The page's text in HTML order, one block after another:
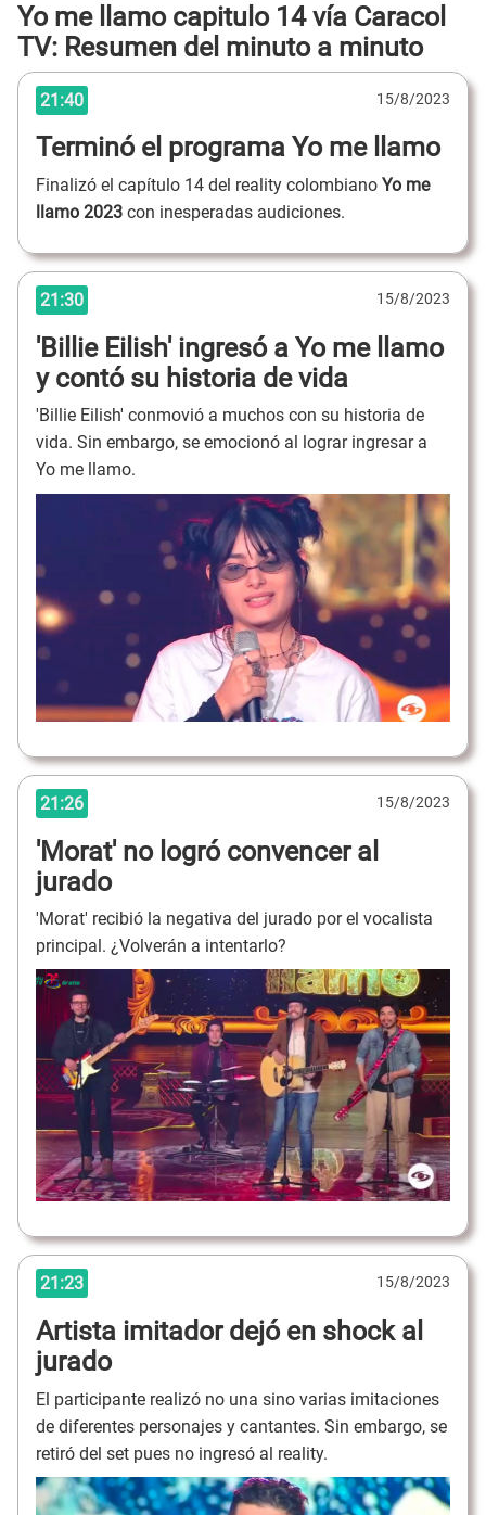
Yo me llamo capitulo 14 vía Caracol
TV: Resumen del minuto a minuto
21:40 15/8/2023
Terminó el programa Yo me llamo
Finalizó el capítulo 14 del reality colombiano Yo me
llamo 2023 con inesperadas audiciones.
21:30 15/8/2023
'Billie Eilish' ingresó a Yo me llamo
y contó su historia de vida
'Billie Eilish' conmovió a muchos con su historia de
vida. Sin embargo, se emocionó al lograr ingresar a
Yo me llamo.
21:26 15/8/2023
'Morat' no logró convencer al
jurado
'Morat' recibió la negativa del jurado por el vocalista
principal. ¿Volverán a intentarlo?
21:23 15/8/2023
Artista imitador dejó en shock al
jurado
El participante realizó no una sino varias imitaciones
de diferentes personajes y cantantes. Sin embargo, se
retiró del set pues no ingresó al reality.